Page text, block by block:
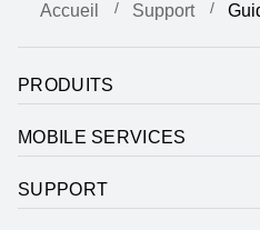
Accueil Support
PRODUITS
MOBILE SERVICES
SUPPORT